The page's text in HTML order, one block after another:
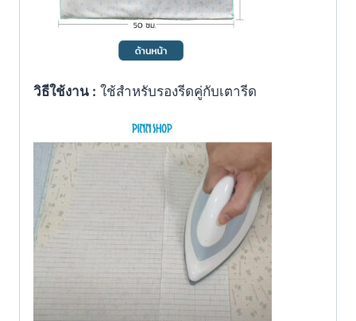
วิธีใช้งาน : ใช้สำหรับรองรีดคู่กับเตารีด